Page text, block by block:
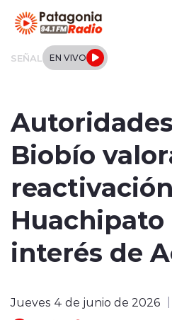
SEÑAL EN VIVO
Tendencias
Internacional
Entrevistas
Biobío
Huachipato
interés de
Jueves 4 de junio de 2026